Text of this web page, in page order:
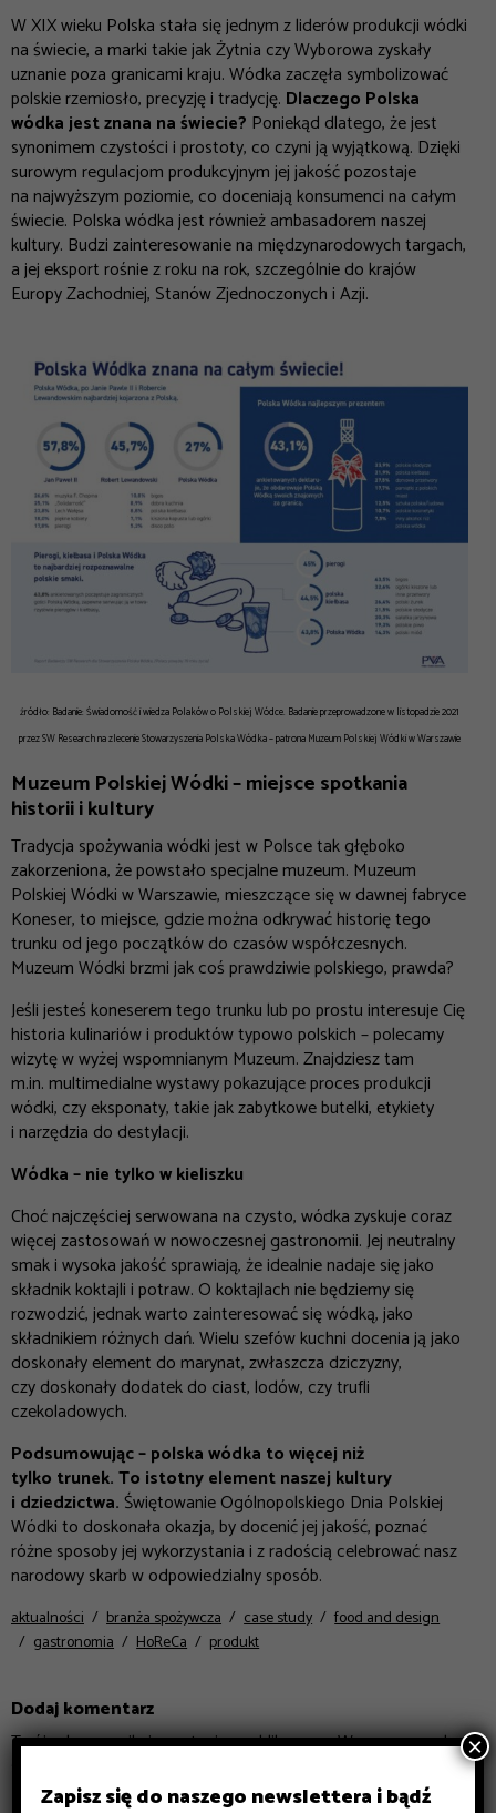
W XIX wieku Polska stała się jednym z liderów produkcji wódki
na świecie, a marki takie jak Żytnia czy Wyborowa zyskały
uznanie poza granicami kraju. Wódka zaczęła symbolizować
polskie rzemiosło, precyzję i tradycję. Dlaczego Polska
wódka jest znana na świecie? Poniekąd dlatego, że jest
synonimem czystości i prostoty, co czyni ją wyjątkową. Dzięki
surowym regulacjom produkcyjnym jej jakość pozostaje
na najwyższym poziomie, co doceniają konsumenci na całym
świecie. Polska wódka jest również ambasadorem naszej
kultury. Budzi zainteresowanie na międzynarodowych targach,
a jej eksport rośnie z roku na rok, szczególnie do krajów
Europy Zachodniej, Stanów Zjednoczonych i Azji.
źródło: Badanie: Świadomość i wiedza Polaków o Polskiej Wódce. Badanie przeprowadzone w listopadzie 2021
przez SW Research na zlecenie Stowarzyszenia Polska Wódka – patrona Muzeum Polskiej Wódki w Warszawie
Muzeum Polskiej Wódki – miejsce spotkania
historii i kultury
Tradycja spożywania wódki jest w Polsce tak głęboko
zakorzeniona, że powstało specjalne muzeum. Muzeum
Polskiej Wódki w Warszawie, mieszczące się w dawnej fabryce
Koneser, to miejsce, gdzie można odkrywać historię tego
trunku od jego początków do czasów współczesnych.
Muzeum Wódki brzmi jak coś prawdziwie polskiego, prawda?
Jeśli jesteś koneserem tego trunku lub po prostu interesuje Cię
historia kulinariów i produktów typowo polskich – polecamy
wizytę w wyżej wspomnianym Muzeum. Znajdziesz tam
m.in. multimedialne wystawy pokazujące proces produkcji
wódki, czy eksponaty, takie jak zabytkowe butelki, etykiety
i narzędzia do destylacji.
Wódka – nie tylko w kieliszku
Choć najczęściej serwowana na czysto, wódka zyskuje coraz
więcej zastosowań w nowoczesnej gastronomii. Jej neutralny
smak i wysoka jakość sprawiają, że idealnie nadaje się jako
składnik koktajli i potraw. O koktajlach nie będziemy się
rozwodzić, jednak warto zainteresować się wódką, jako
składnikiem różnych dań. Wielu szefów kuchni docenia ją jako
doskonały element do marynat, zwłaszcza dziczyzny,
czy doskonały dodatek do ciast, lodów, czy trufli
czekoladowych.
Podsumowując – polska wódka to więcej niż
tylko trunek. To istotny element naszej kultury
i dziedzictwa.Świętowanie Ogólnopolskiego Dnia Polskiej
Wódki to doskonała okazja, by docenić jej jakość, poznać
różne sposoby jej wykorzystania i z radością celebrować nasz
narodowy skarb w odpowiedzialny sposób.
aktualności branża spożywcza case study
food and design
gastronomia
HoReCa produkt
Dodaj komentarz
Twój adres email nie zostanie opublikowany.Wymagane pola
Komentarz*
Zapisz się do naszego newslettera i bądź
×